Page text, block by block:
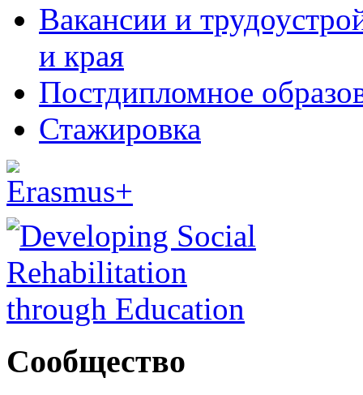
Вакансии и
и края
Постдипломное
Стажировка
Сообщество